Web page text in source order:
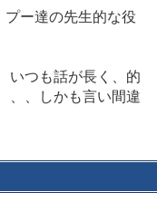
ー達の先生的な役
いつも話が長く、的
、、しかも言い間違